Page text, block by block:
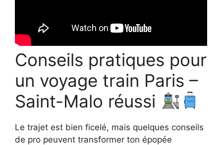
Conseils pratiques pour
un voyage train Paris –
Saint-Malo réussi
Le trajet est bien ficelé, mais quelques conseils
de pro peuvent transformer ton épopée